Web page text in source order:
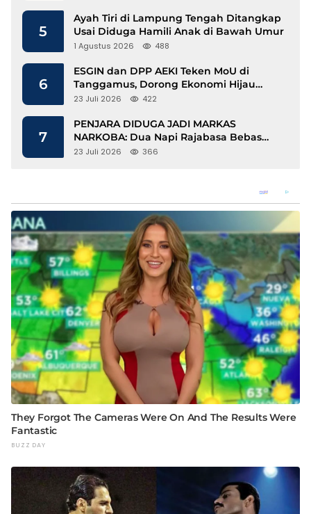
5
Ayah Tiri di Lampung Tengah Ditangkap
Usai Diduga Hamili Anak di Bawah Umur
1 Agustus 2026 488
6
ESGIN dan DPP AEKI Teken MoU di
Tanggamus, Dorong Ekonomi Hijau
Berbasis Kopi dan Perdagangan Karbon
23 Juli 2026 422
7
PENJARA DIDUGA JADI MARKAS
NARKOBA: Dua Napi Rajabasa Bebas
Gunakan HP, Muncul Dugaan
23 Juli 2026 366